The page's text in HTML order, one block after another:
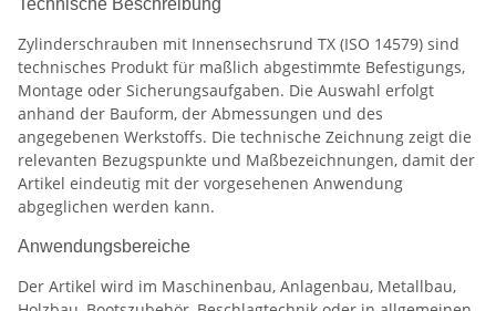
Technische Beschreibung
Zylinderschrauben mit Innensechsrund TX (ISO 14579) sind
technisches Produkt für maßlich abgestimmte Befestigungs,
Montage oder Sicherungsaufgaben. Die Auswahl erfolgt
anhand der Bauform, der Abmessungen und des
angegebenen Werkstoffs. Die technische Zeichnung zeigt die
relevanten Bezugspunkte und Maßbezeichnungen, damit der
Artikel eindeutig mit der vorgesehenen Anwendung
abgeglichen werden kann.
Anwendungsbereiche
Der Artikel wird im Maschinenbau, Anlagenbau, Metallbau,